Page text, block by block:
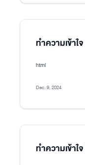
ทำความเข้าใ
html
Dec. 9, 2024
ทำความเข้าใ